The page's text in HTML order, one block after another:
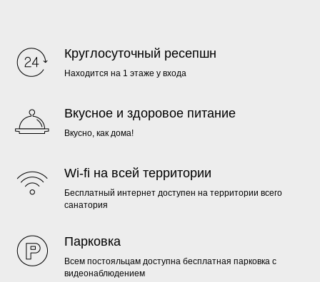
Круглосуточный ресепшн
Находится на 1 этаже у входа
Вкусное и здоровое питание
Вкусно, как дома!
Wi-fi на всей территории
Бесплатный интернет доступен на территории всего
санатория
Парковка
Всем постояльцам доступна бесплатная парковка с
видеонаблюдением